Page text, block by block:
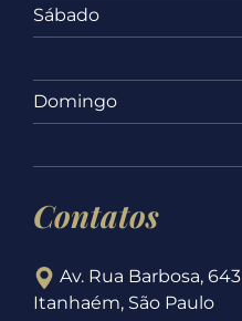
Sábado
Domingo
Contatos
Av. Rua Barbosa, 643
Itanhaém, São Paulo